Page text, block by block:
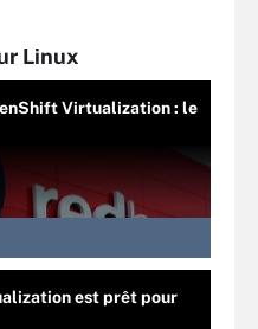
Linux
Virtualization : le
est prêt pour